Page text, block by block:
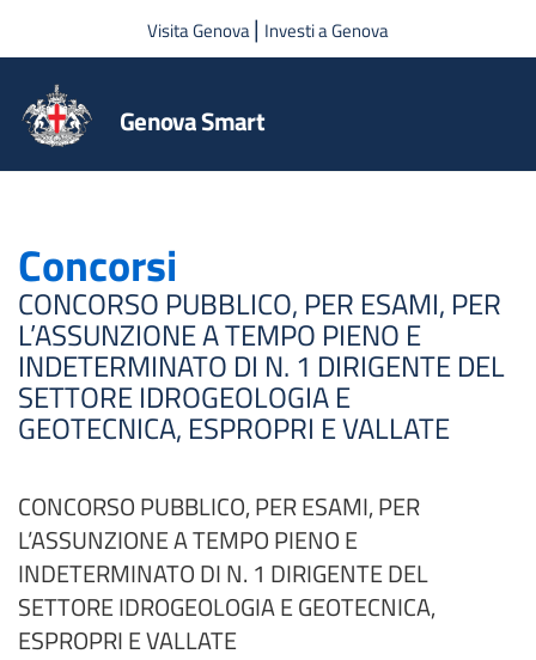
Salta al contenuto principale
Visita Genova| Investi a Genova
Genova Smart
Concorsi
CONCORSO PUBBLICO, PER ESAMI, PER
L’ASSUNZIONE A TEMPO PIENO E
INDETERMINATO DI N. 1 DIRIGENTE DEL
SETTORE IDROGEOLOGIA E
GEOTECNICA, ESPROPRI E VALLATE
CONCORSO PUBBLICO, PER ESAMI, PER
L’ASSUNZIONE A TEMPO PIENO E
INDETERMINATO DI N. 1 DIRIGENTE DEL
SETTORE IDROGEOLOGIA E GEOTECNICA,
ESPROPRI E VALLATE